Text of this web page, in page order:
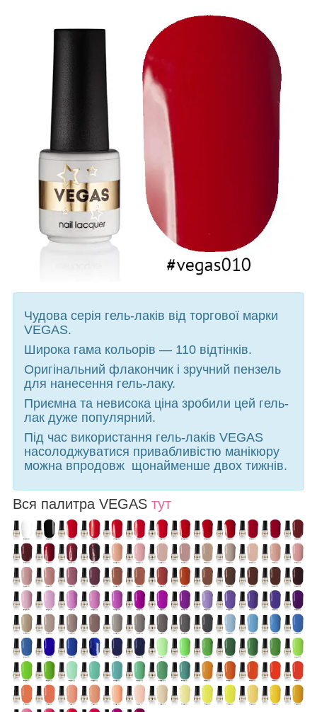
Чудова серія гель-лаків від торгової марки
VEGAS.
Широка гама кольорів — 110 відтінків.
Оригінальний флакончик і зручний пензель
для нанесення гель-лаку.
Приємна та невисока ціна зробили цей гель-
лак дуже популярний.
Під час використання гель-лаків VEGAS
насолоджуватися привабливістю манікюру
можна впродовж щонайменше двох тижнів.
Вся палитра VEGAS тут